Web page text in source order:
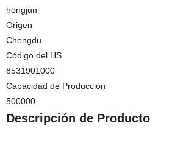
hongjun
Origen
Chengdu
Código del HS
8531901000
Capacidad de Producción
500000
Descripción de Producto